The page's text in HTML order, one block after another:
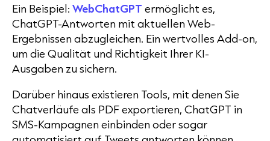
Ein Beispiel: WebChatGPT ermöglicht es,
ChatGPT-Antworten mit aktuellen Web-
Ergebnissen abzugleichen. Ein wertvolles Add-on,
um die Qualität und Richtigkeit Ihrer KI-
Ausgaben zu sichern.
Darüber hinaus existieren Tools, mit denen Sie
Chatverläufe als PDF exportieren, ChatGPT in
SMS-Kampagnen einbinden oder sogar